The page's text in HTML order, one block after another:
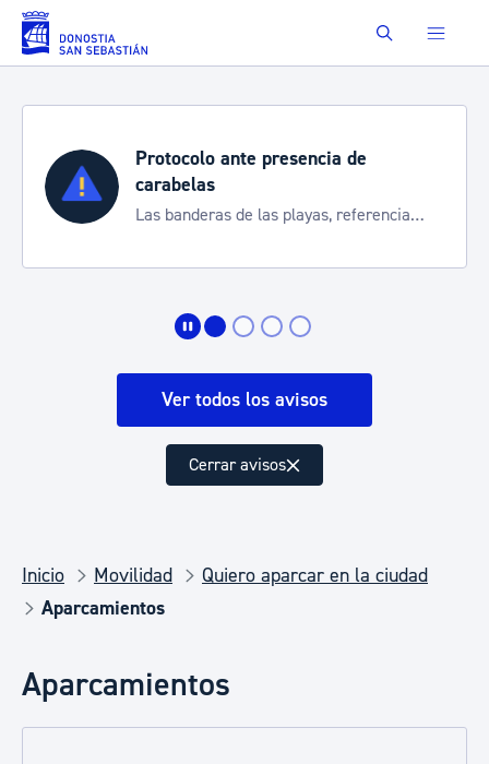
Saltar al contenido principal Buscar
Protocolo ante presencia de
carabelas
Las banderas de las playas, referencia
Ver todos los avisos
Cerrar avisos
Inicio Movilidad
Quiero aparcar en la ciudad
Aparcamientos
Aparcamientos